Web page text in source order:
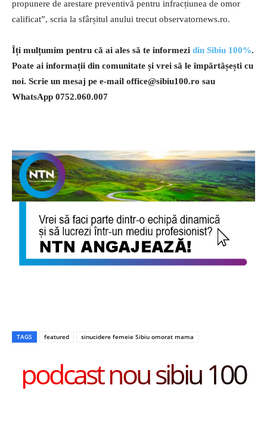
propunere de arestare preventivă pentru infracțiunea de omor
calificat”, scria la sfârșitul anului trecut observatornews.ro.
Îți mulțumim pentru că ai ales să te informezi din Sibiu 100%.
Poate ai informații din comunitate și vrei să le împărtășești cu
noi. Scrie un mesaj pe e-mail office@sibiu100.ro sau
WhatsApp 0752.060.007
TAGS featured sinucidere femeie Sibiu omorat mama
podcast nou sibiu 100